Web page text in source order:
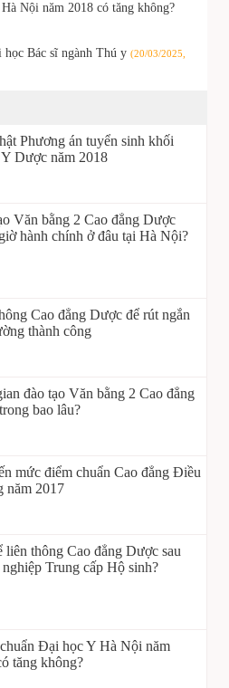
Nội năm 2018 có tăng không?
Bác sĩ ngành Thú y (20/03/2025,
Phương án tuyển sinh khối
Dược năm 2018
Văn bằng 2 Cao đẳng Dược
hành chính ở đâu tại Hà Nội?
Cao đẳng Dược để rút ngắn
thành công
đào tạo Văn bằng 2 Cao đẳng
bao lâu?
mức điểm chuẩn Cao đẳng Điều
năm 2017
liên thông Cao đẳng Dược sau
Trung cấp Hộ sinh?
Đại học Y Hà Nội năm
tăng không?